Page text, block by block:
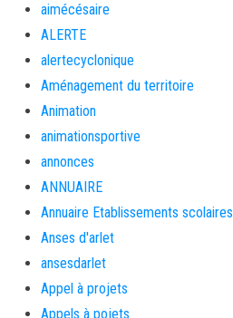
aimécésaire
ALERTE
alertecyclonique
Aménagement du territoire
Animation
animationsportive
annonces
ANNUAIRE
Annuaire Etablissements scolaires
Anses d'arlet
ansesdarlet
Appel à projets
Appels à pojets